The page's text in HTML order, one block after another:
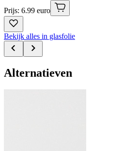
Prijs: 6.99 euro
Bekijk alles in glasfolie
Alternatieven